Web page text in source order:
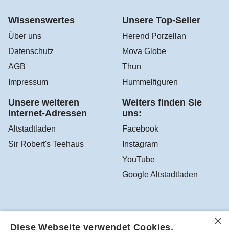
Wissenswertes
Über uns
Datenschutz
AGB
Impressum
Unsere Top-Seller
Herend Porzellan
Mova Globe
Thun
Hummelfiguren
Unsere weiteren
Internet-Adressen
Altstadtladen
Sir Robert's Teehaus
Weiters finden Sie
uns:
Facebook
Instagram
YouTube
Google Altstadtladen
Robea - Schönes zum Schenken und Sammeln aus dem
Diese Webseite verwendet Cookies.